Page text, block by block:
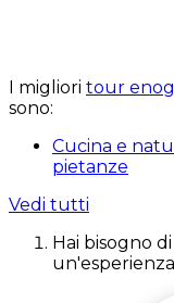
I migliori tour
sono:
Cucina e
pietanze
Vedi tutti
Hai bisogno